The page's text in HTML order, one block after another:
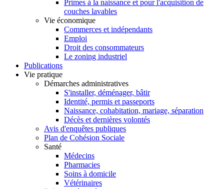
Primes à la naissance et pour l'acquisition de
couches lavables
Vie économique
Commerces et indépendants
Emploi
Droit des consommateurs
Le zoning industriel
Publications
Vie pratique
Démarches administratives
S'installer, déménager, bâtir
Identité, permis et passeports
Naissance, cohabitation, mariage, séparation
Décès et dernières volontés
Avis d'enquêtes publiques
Plan de Cohésion Sociale
Santé
Médecins
Pharmacies
Soins à domicile
Vétérinaires